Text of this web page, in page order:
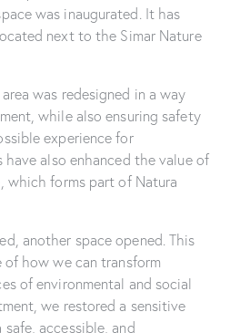
was inaugurated. It has
next to the Simar Nature
was redesigned in a way
while also ensuring safety
experience for
also enhanced the value of
which forms part of Natura
another space opened. This
how we can transform
of environmental and social
we restored a sensitive
accessible, and